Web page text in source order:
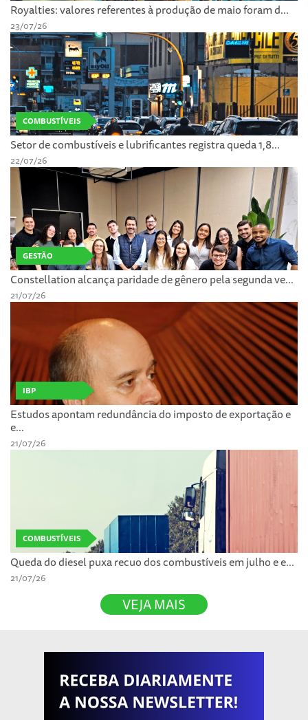
Royalties: valores referentes à produção de maio foram d...
23/07/26
COMBUSTÍVEIS
Setor de combustíveis e lubrificantes registra queda 1,8...
22/07/26
GESTÃO
Constellation alcança paridade de gênero pela segunda ve...
21/07/26
IBP
Estudos apontam redundância do imposto de exportação e
e...
21/07/26
COMBUSTÍVEIS
Queda do diesel puxa recuo dos combustíveis em julho e e...
21/07/26
VEJA MAIS